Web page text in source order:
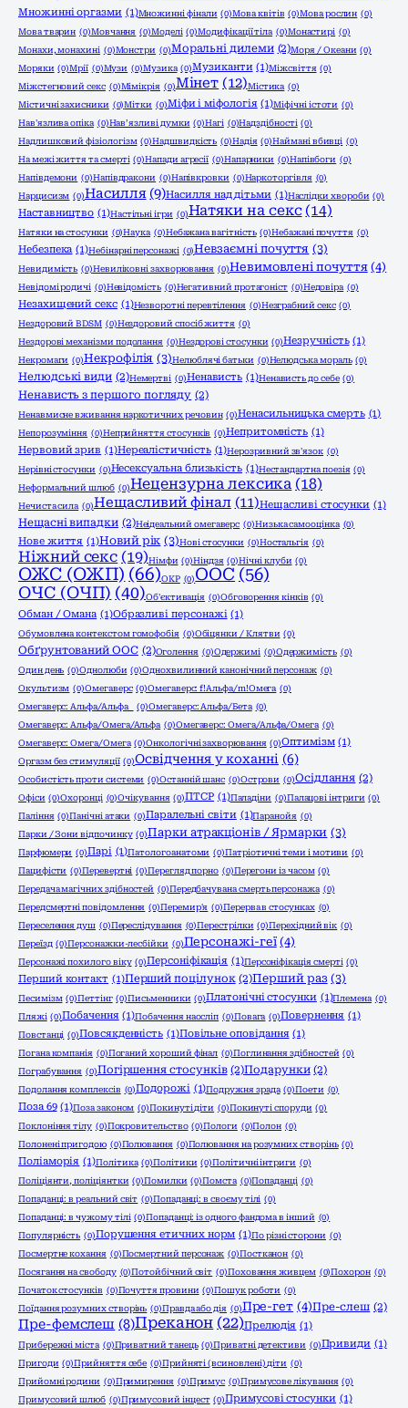
Множинні оргазми (1)Множинні фінали (0)Мова квітів (0)Мова рослин (0)
Мова тварин (0)Мовчання (0)Моделі (0)Модифікації тіла (0)Монастирі (0)
Монахи, монахині (0)Монстри (0)Моральні дилеми (2)Моря / Океани (0)
Моряки (0)Мрії (0)Музи (0)Музика (0)Музиканти (1)Міжсвіття (0)
Міжстегновий секс (0)Мімікрія (0)Мінет (12)Містика (0)
Містичні захисники (0)Мітки (0)Міфи і міфологія (1)Міфічні істоти (0)
Нав'язлива опіка (0)Нав’язливі думки (0)Нагі (0)Надздібності (0)
Надлишковий фізіологізм (0)Надшвидкість (0)Надія (0)Наймані вбивці (0)
На межі життя та смерті (0)Напади агресії (0)Напарники (0)Напівбоги (0)
Напівдемони (0)Напівдракони (0)Напівкровки (0)Наркоторгівля (0)
Нарцисизм (0)Насилля (9)Насилля над дітьми (1)Наслідки хвороби (0)
Наставництво (1)Настільні ігри (0)Натяки на секс (14)
Натяки на стосунки (0)Наука (0)Небажана вагітність (0)Небажані почуття (0)
Небезпека (1)Небінарні персонажі (0)Невзаємні почуття (3)
Невидимість (0)Невиліковні захворювання (0)Невимовлені почуття (4)
Невідомі родичі (0)Невідомість (0)Негативний протагоніст (0)Недовіра (0)
Незахищений секс (1)Незворотні перевтілення (0)Незграбний секс (0)
Нездоровий BDSM (0)Нездоровий спосіб життя (0)
Нездорові механізми подолання (0)Нездорові стосунки (0)Незручність (1)
Некромаги (0)Некрофілія (3)Нелюблячі батьки (0)Нелюдська мораль (0)
Нелюдські види (2)Немертві (0)Ненависть (1)Ненависть до себе (0)
Ненависть з першого погляду (2)
Ненавмисне вживання наркотичних речовин (0)Ненасильницька смерть (1)
Непорозуміння (0)Неприйняття стосунків (0)Непритомність (1)
Нервовий зрив (1)Нереалістичність (1)Нерозривний зв'язок (0)
Нерівні стосунки (0)Несексуальна близькість (1)Нестандартна поезія (0)
Неформальний шлюб (0)Нецензурна лексика (18)
Нечиста сила (0)Нещасливий фінал (11)Нещасливі стосунки (1)
Нещасні випадки (2)Неідеальний омегаверс (0)Низька самооцінка (0)
Нове життя (1)Новий рік (3)Нові стосунки (0)Ностальгія (0)
Ніжний секс (19)Німфи (0)Ніндзя (0)Нічні клуби (0)
ОЖС (ОЖП) (66)ОКР (0)ООС (56)
ОЧС (ОЧП) (40)Об'єктивація (0)Обговорення кінків (0)
Обман / Омана (1)Образливі персонажі (1)
Обумовлена контекстом гомофобія (0)Обіцянки / Клятви (0)
Обґрунтований ООС (2)Оголення (0)Одержимі (0)Одержимість (0)
Один день (0)Однолюби (0)Однохвилинний канонічний персонаж (0)
Окультизм (0)Омегаверс (0)Омегаверс: f!Альфа/m!Омега (0)
Омегаверс: Альфа/Альфа
(0)Омегаверс: Альфа/Бета (0)
Омегаверс: Альфа/Омега/Альфа (0)Омегаверс: Омега/Альфа/Омега (0)
Омегаверс: Омега/Омега (0)Онкологічні захворювання (0)Оптимізм (1)
Оргазм без стимуляції (0)Освідчення у коханні (6)
Особистість проти системи (0)Останній шанс (0)Острови (0)Осідлання (2)
Офіси (0)Охоронці (0)Очікування (0)ПТСР (1)Паладіни (0)Палацові інтриги (0)
Паління (0)Панічні атаки (0)Паралельні світи (1)Паранойя (0)
Парки / Зони відпочинку (0)Парки атракціонів / Ярмарки (3)
Парфюмери (0)Парі (1)Патологоанатоми (0)Патріотичні теми і мотиви (0)
Пацифісти (0)Перевертні (0)Перегляд порно (0)Перегони із часом (0)
Передача магічних здібностей (0)Передбачувана смерть персонажа (0)
Передсмертні повідомлення (0)Перемир'я (0)Перерва в стосунках (0)
Переселення душ (0)Переслідування (0)Перестрілки (0)Перехідний вік (0)
Переїзд (0)Персонажки-лесбійки (0)Персонажі-геї (4)
Персонажі похилого віку (0)Персоніфікація (1)Персоніфікація смерті (0)
Перший контакт (1)Перший поцілунок (2)Перший раз (3)
Песимізм (0)Петтінг (0)Письменники (0)Платонічні стосунки (1)Племена (0)
Пляжі (0)Побачення (1)Побачення наосліп (0)Повага (0)Повернення (1)
Повстанці (0)Повсякденність (1)Повільне оповідання (1)
Погана компанія (0)Поганий хороший фінал (0)Поглинання здібностей (0)
Пограбування (0)Погіршення стосунків (2)Подарунки (2)
Подолання комплексів (0)Подорожі (1)Подружня зрада (0)Поети (0)
Поза 69 (1)Поза законом (0)Покинуті діти (0)Покинуті споруди (0)
Поклоніння тілу (0)Покровительство (0)Пологи (0)Полон (0)
Полонені пригодою (0)Полювання (0)Полювання на розумних створінь (0)
Поліаморія (1)Політика (0)Політики (0)Політичні інтриги (0)
Поліціянти, поліціянтки (0)Помилки (0)Помста (0)Попаданці (0)
Попаданці: в реальний світ (0)Попаданці: в своєму тілі (0)
Попаданці: в чужому тілі (0)Попаданці: із одного фандома в інший (0)
Популярність (0)Порушення етичних норм (1)По різні сторони (0)
Посмертне кохання (0)Посмертний персонаж (0)Постканон (0)
Посягання на свободу (0)Потойбічний світ (0)Поховання живцем (0)Похорон (0)
Початок стосунків (0)Почуття провини (0)Пошук роботи (0)
Поїдання розумних створінь (0)Правда або дія (0)Пре-гет (4)Пре-слеш (2)
Пре-фемслеш (8)Преканон (22)Прелюдія (1)
Прибережні міста (0)Приватний танець (0)Приватні детективи (0)Привиди (1)
Пригоди (0)Прийняття себе (0)Прийняті (всиновлені) діти (0)
Прийомні родини (0)Примирення (0)Примус (0)Примусове лікування (0)
Примусовий шлюб (0)Примусовий інцест (0)Примусові стосунки (1)